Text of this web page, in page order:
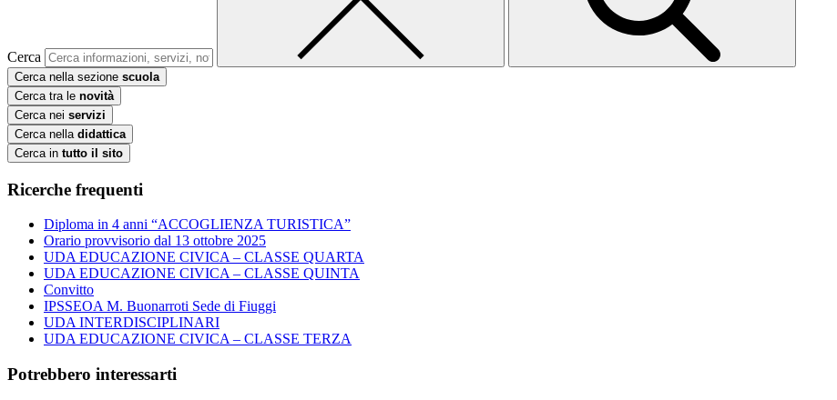
Cerca
Cerca nella sezione scuola
Cerca tra le novità
Cerca nei servizi
Cerca nella didattica
Cerca in tutto il sito
Ricerche frequenti
Diploma in 4 anni “ACCOGLIENZA TURISTICA”
Orario provvisorio dal 13 ottobre 2025
UDA EDUCAZIONE CIVICA – CLASSE QUARTA
UDA EDUCAZIONE CIVICA – CLASSE QUINTA
Convitto
IPSSEOA M. Buonarroti Sede di Fiuggi
UDA INTERDISCIPLINARI
UDA EDUCAZIONE CIVICA – CLASSE TERZA
Potrebbero interessarti